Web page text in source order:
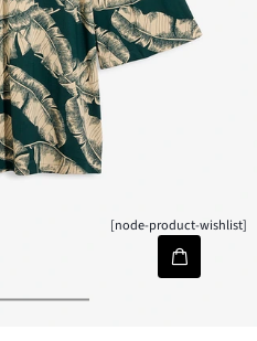
[node-product-wishlist]